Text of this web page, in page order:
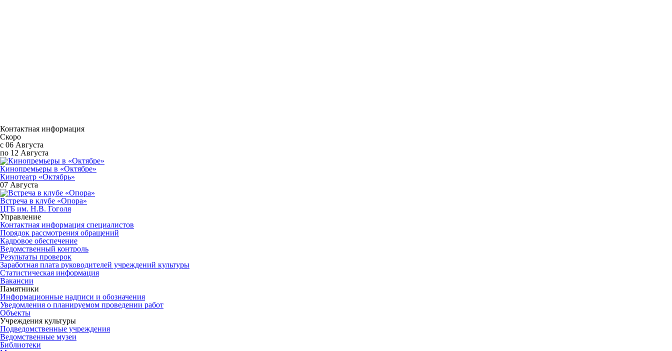
Контактная информация
Скоро
с 06 Августа
по 12 Августа
Кинопремьеры в «Октябре»
Кинотеатр «Октябрь»
07 Августа
Встреча в клубе «Опора»
ЦГБ им. Н.В. Гоголя
Управление
Контактная информация специалистов
Порядок рассмотрения обращений
Кадровое обеспечение
Ведомственный контроль
Результаты проверок
Заработная плата руководителей учреждений культуры
Статистическая информация
Вакансии
Памятники
Информационные надписи и обозначения
Уведомления о планируемом проведении работ
Объекты
Учреждения культуры
Подведомственные учреждения
Ведомственные музеи
Библиотеки